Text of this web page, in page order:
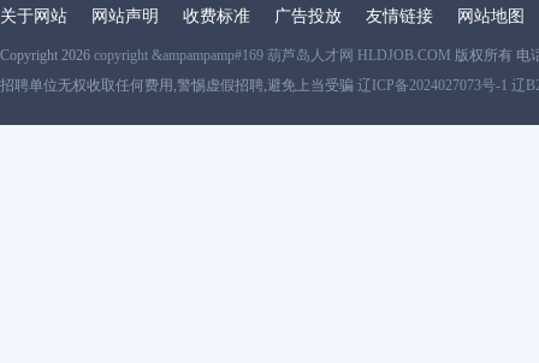
关于网站 网站声明 收费标准 广告投放 友情链接 网站地图
Copyright 2026 copyright &ampampamp#169 葫芦岛人才网 HLDJOB.COM 版权所有 电
招聘单位无权收取任何费用,警惕虚假招聘,避免上当受骗 辽ICP备2024027073号-1 辽